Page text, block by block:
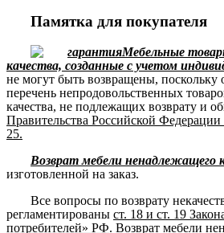
Памятка для покупателя
Мебельные
качества, созданные с учетом
не могут быть возвращены,
перечень непродовольственных
качества, не подлежащих возврату и
Правительства Российской
25.
Возврат мебели ненадлежащего
изготовленной на заказ.
Все вопросы по возврату
регламентированы ст. 18 и ст. 19
потребителей» РФ. Возврат мебели